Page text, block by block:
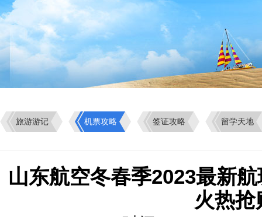
旅游游记 机票攻略 签证攻略 留学天地
山东航空冬春季2023最新
火热抢